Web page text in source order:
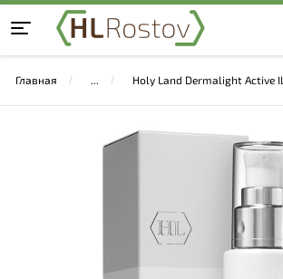
Главная Holy Land Dermalight Active